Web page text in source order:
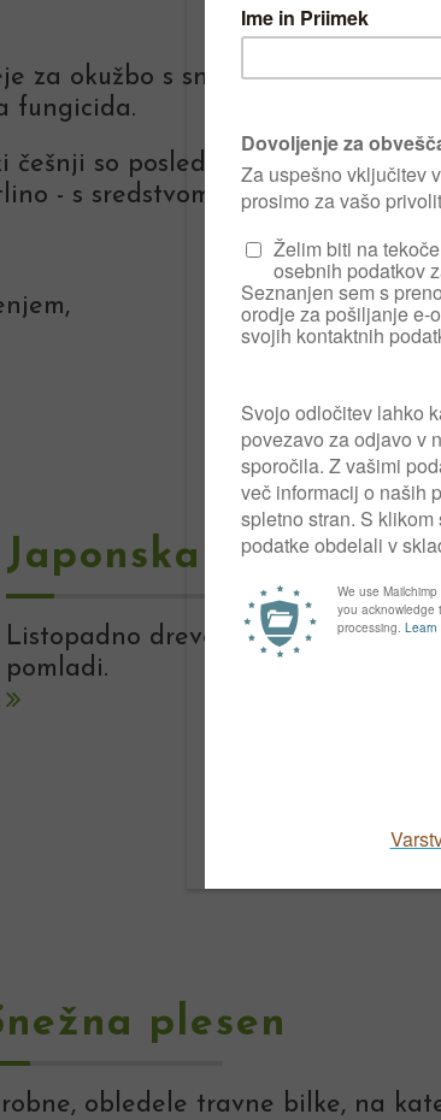
za okužbo s snežno plesnijo.
fungicida.
češnji so posledica prisotnosti
- s sredstvom morate zadeti
Japonska češnja
Listopadno drevo z razprostrto
pomladi.
plesen
obledele travne bilke, na